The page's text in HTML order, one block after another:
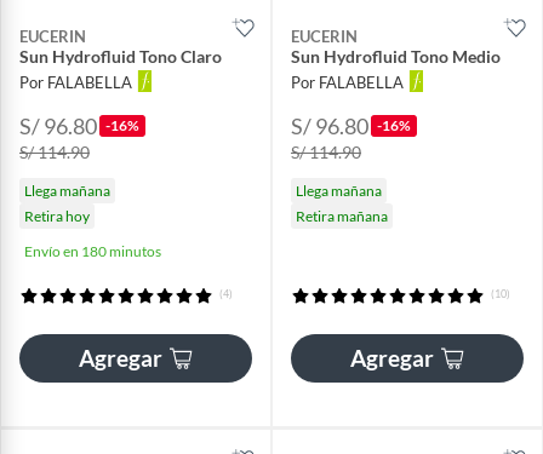
EUCERIN
Sun Hydrofluid Tono Claro
Por FALABELLA
S/ 96.80 -16%
S/ 114.90
Llega mañana
Retira hoy
Envío en 180 minutos
(4)
Agregar
EUCERIN
Sun Hydrofluid Tono Medio
Por FALABELLA
S/ 96.80 -16%
S/ 114.90
Llega mañana
Retira mañana
(10)
Agregar